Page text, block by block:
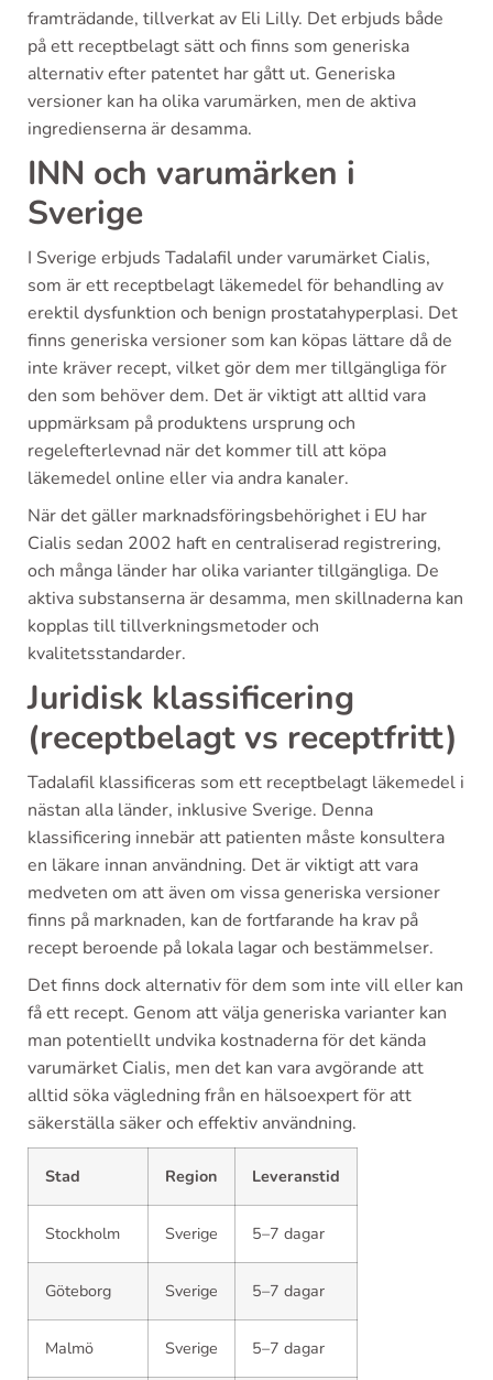
framträdande, tillverkat av Eli Lilly. Det erbjuds både
på ett receptbelagt sätt och finns som generiska
alternativ efter patentet har gått ut. Generiska
versioner kan ha olika varumärken, men de aktiva
ingredienserna är desamma.
INN och varumärken i
Sverige
I Sverige erbjuds Tadalafil under varumärket Cialis,
som är ett receptbelagt läkemedel för behandling av
erektil dysfunktion och benign prostatahyperplasi. Det
finns generiska versioner som kan köpas lättare då de
inte kräver recept, vilket gör dem mer tillgängliga för
den som behöver dem. Det är viktigt att alltid vara
uppmärksam på produktens ursprung och
regelefterlevnad när det kommer till att köpa
läkemedel online eller via andra kanaler.
När det gäller marknadsföringsbehörighet i EU har
Cialis sedan 2002 haft en centraliserad registrering,
och många länder har olika varianter tillgängliga. De
aktiva substanserna är desamma, men skillnaderna kan
kopplas till tillverkningsmetoder och
kvalitetsstandarder.
Juridisk klassificering
(receptbelagt vs receptfritt)
Tadalafil klassificeras som ett receptbelagt läkemedel i
nästan alla länder, inklusive Sverige. Denna
klassificering innebär att patienten måste konsultera
en läkare innan användning. Det är viktigt att vara
medveten om att även om vissa generiska versioner
finns på marknaden, kan de fortfarande ha krav på
recept beroende på lokala lagar och bestämmelser.
Det finns dock alternativ för dem som inte vill eller kan
få ett recept. Genom att välja generiska varianter kan
man potentiellt undvika kostnaderna för det kända
varumärket Cialis, men det kan vara avgörande att
alltid söka vägledning från en hälsoexpert för att
säkerställa säker och effektiv användning.
Stad Region Leveranstid
Stockholm Sverige 5–7 dagar
Göteborg Sverige 5–7 dagar
Malmö Sverige 5–7 dagar